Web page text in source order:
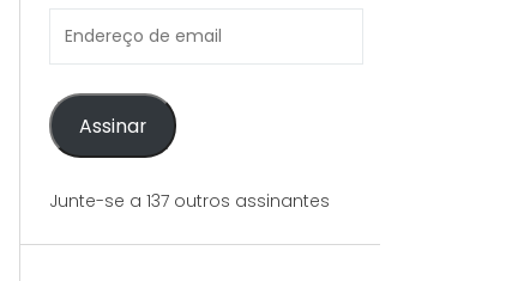
Assinar
Junte-se a 137 outros assinantes